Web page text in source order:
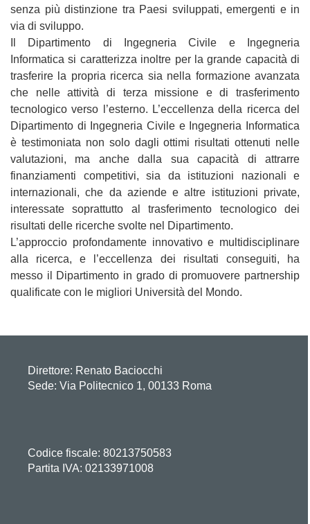
senza più distinzione tra Paesi sviluppati, emergenti e in
via di sviluppo.
Il Dipartimento di Ingegneria Civile e Ingegneria
Informatica si caratterizza inoltre per la grande capacità di
trasferire la propria ricerca sia nella formazione avanzata
che nelle attività di terza missione e di trasferimento
tecnologico verso l’esterno. L’eccellenza della ricerca del
Dipartimento di Ingegneria Civile e Ingegneria Informatica
è testimoniata non solo dagli ottimi risultati ottenuti nelle
valutazioni, ma anche dalla sua capacità di attrarre
finanziamenti competitivi, sia da istituzioni nazionali e
internazionali, che da aziende e altre istituzioni private,
interessate soprattutto al trasferimento tecnologico dei
risultati delle ricerche svolte nel Dipartimento.
L’approccio profondamente innovativo e multidisciplinare
alla ricerca, e l’eccellenza dei risultati conseguiti, ha
messo il Dipartimento in grado di promuovere partnership
qualificate con le migliori Università del Mondo.
Direttore: Renato Baciocchi
Sede: Via Politecnico 1, 00133 Roma
Codice fiscale: 80213750583
Partita IVA: 02133971008